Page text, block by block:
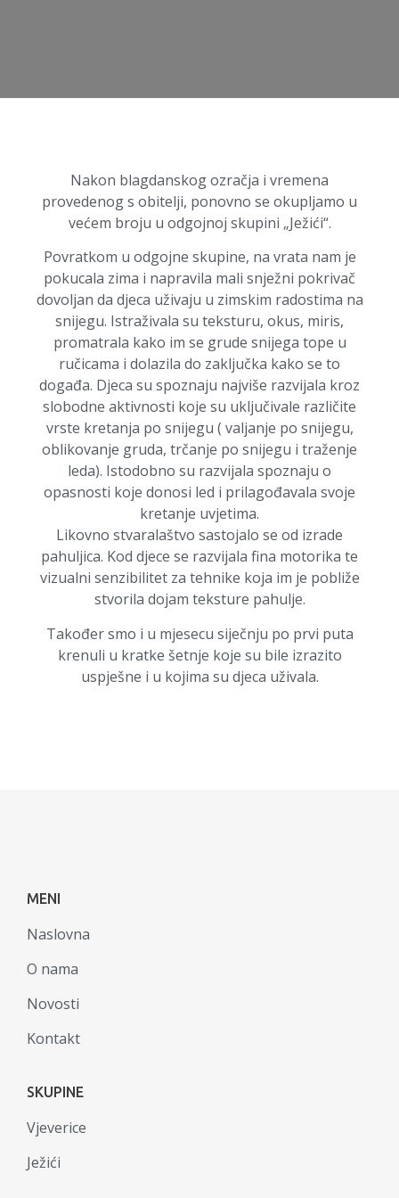
Nakon blagdanskog ozračja i vremena
provedenog s obitelji, ponovno se okupljamo u
većem broju u odgojnoj skupini „Ježići“.
Povratkom u odgojne skupine, na vrata nam je
pokucala zima i napravila mali snježni pokrivač
dovoljan da djeca uživaju u zimskim radostima na
snijegu. Istraživala su teksturu, okus, miris,
promatrala kako im se grude snijega tope u
ručicama i dolazila do zaključka kako se to
događa. Djeca su spoznaju najviše razvijala kroz
slobodne aktivnosti koje su uključivale različite
vrste kretanja po snijegu ( valjanje po snijegu,
oblikovanje gruda, trčanje po snijegu i traženje
leda). Istodobno su razvijala spoznaju o
opasnosti koje donosi led i prilagođavala svoje
kretanje uvjetima.
Likovno stvaralaštvo sastojalo se od izrade
pahuljica. Kod djece se razvijala fina motorika te
vizualni senzibilitet za tehnike koja im je pobliže
stvorila dojam teksture pahulje.
Također smo i u mjesecu siječnju po prvi puta
krenuli u kratke šetnje koje su bile izrazito
uspješne i u kojima su djeca uživala.
MENI
Naslovna
O nama
Novosti
Kontakt
SKUPINE
Vjeverice
Ježići